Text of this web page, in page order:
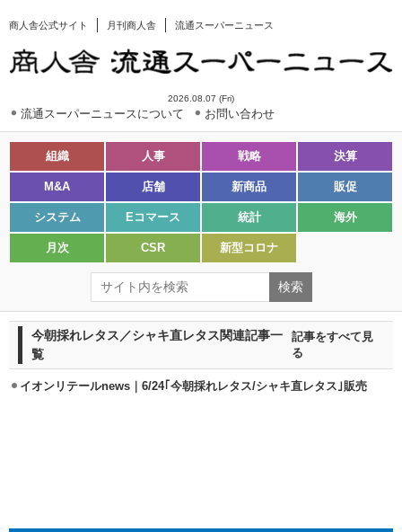
商人舎公式サイト 月刊商人舎 流通スーパーニュース
2026.08.07 (Fri)
流通スーパーニュースについて お問い合わせ
組織 人事 戦略 決算
M&A 店舗 新商品 販促
システム Eコマース 統計 海外
月次 CSR 新型コロナ
今朝採れレタス／シャキ直レタス関連記事一
覧
記事をすべて見
る
イオンリテールnews｜6/24｢今朝採れレタス/シャキ直レタス｣販売